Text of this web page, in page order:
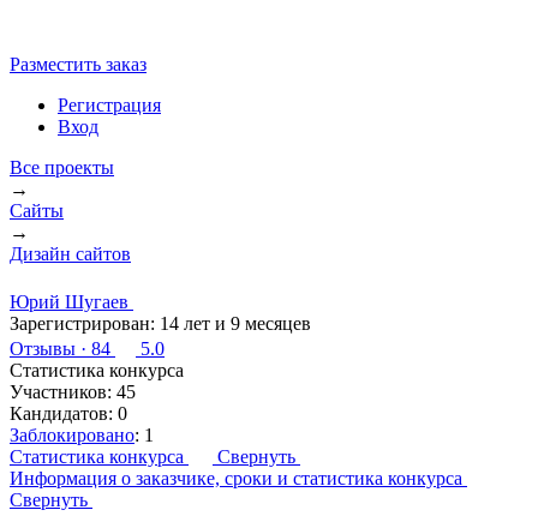
Разместить заказ
Регистрация
Вход
Все проекты
→
Сайты
→
Дизайн сайтов
Юрий Шугаев
Зарегистрирован: 14 лет и 9 месяцев
Отзывы · 84
5.0
Статистика конкурса
Участников: 45
Кандидатов: 0
Заблокировано: 1
Статистика конкурса
Свернуть
Информация о заказчике, сроки и статистика конкурса
Свернуть